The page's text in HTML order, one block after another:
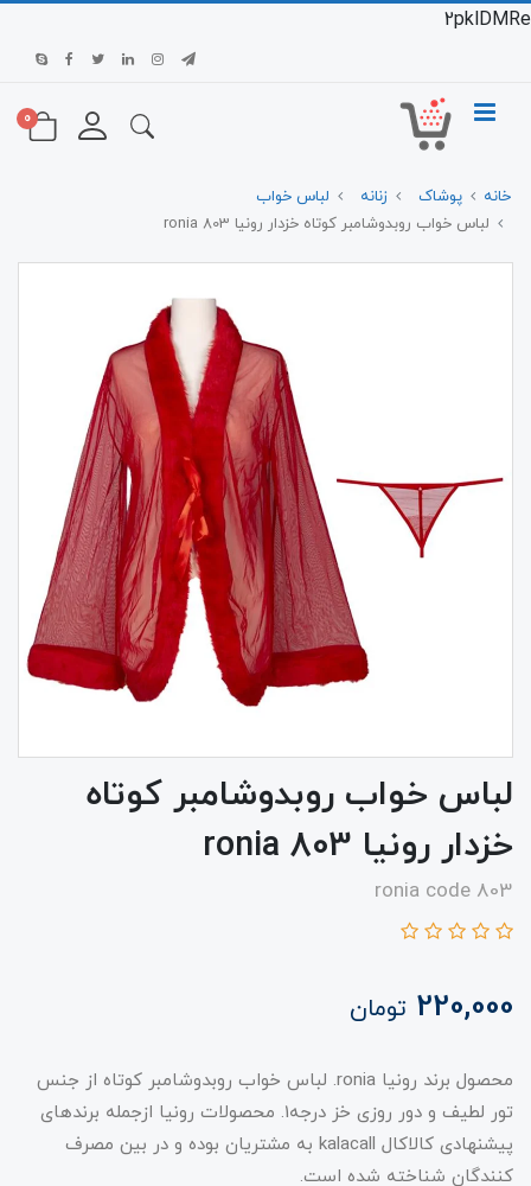
2pklDMRe
0
خانه پوشاک زنانه
لباس خواب
لباس خواب روبدوشامبر کوتاه خزدار رونیا 803 ronia
لباس خواب روبدوشامبر کوتاه
خزدار رونیا 803 ronia
ronia code 803
220,000 تومان
محصول برند رونیا ronia. لباس خواب روبدوشامبر کوتاه از جنس
تور لطیف و دور روزی خز درجه1. محصولات رونیا ازجمله برندهای
پیشنهادی کالاکال kalacall به مشتریان بوده و در بین مصرف
کنندگان شناخته شده است.